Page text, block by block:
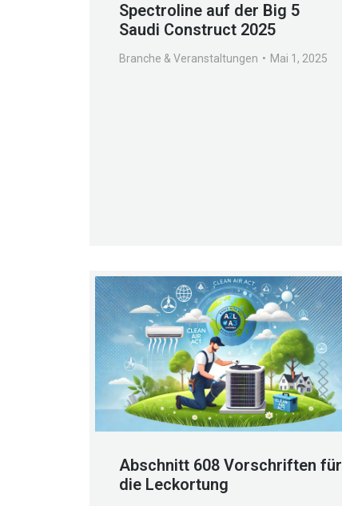
Spectroline auf der Big 5
Saudi Construct 2025
Branche & Veranstaltungen Mai 1, 2025
Abschnitt 608 Vorschriften für
die Leckortung